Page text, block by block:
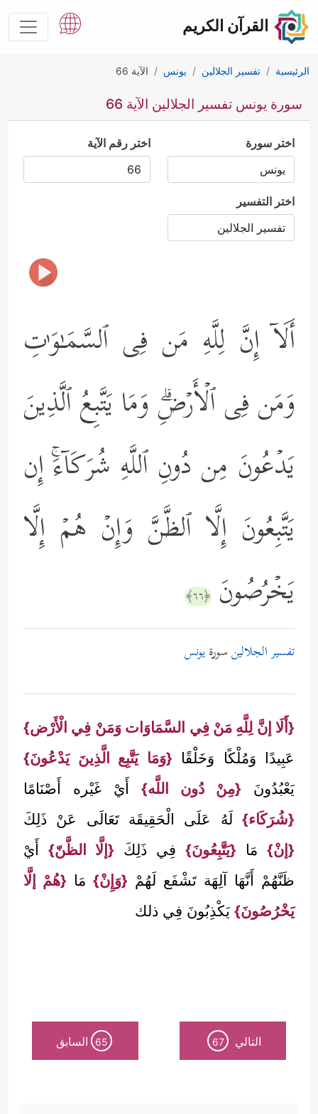
القرآن الكريم
الرئيسية تفسير الجلالين يونس الآية 66
سورة يونس تفسير الجلالين الآية 66
اختر سورة اختر رقم الآية
اختر التفسير
أَلَاۤ إِنَّ لِلَّهِ مَن فِی ٱلسَّمَـٰوَ ٰ⁠تِ
وَمَن فِی ٱلۡأَرۡضِۗ وَمَا یَتَّبِعُ ٱلَّذِینَ
یَدۡعُونَ مِن دُونِ ٱللَّهِ شُرَكَاۤءَۚ إِن
یَتَّبِعُونَ إِلَّا ٱلظَّنَّ وَإِنۡ هُمۡ إِلَّا
یَخۡرُصُونَ ﴿٦٦﴾
تفسير الجلالينسورةيونس
{أَلَا إنَّ لِلَّهِ مَنْ فِي السَّمَاوَات وَمَنْ فِي الْأَرْض}
عَبِيدًا وَمُلْكًا وَخَلْقًا {وَمَا يَتَّبِع الَّذِينَ يَدْعُونَ}
يَعْبُدُونَ {مِنْ دُون اللَّه} أَيْ غَيْره أَصْنَامًا
{شُرَكَاء} لَهُ عَلَى الْحَقِيقَة تَعَالَى عَنْ ذَلِكَ
{إنْ} مَا {يَتَّبِعُونَ} فِي ذَلِكَ {إلَّا الظَّنّ} أَيْ
ظَنَّهُمْ أَنَّهَا آلِهَة تَشْفَع لَهُمْ {وَإِنْ} مَا {هُمْ إلَّا
يَخْرُصُونَ} يَكْذِبُونَ فِي ذلك
التالي 67
65 السابق